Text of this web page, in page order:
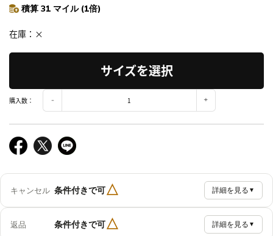
積算 31 マイル (1倍)
在庫 ×
サイズを選択
購入数：
キャンセル 条件付きで可△ 詳細を見る ▼
返品 条件付きで可△ 詳細を見る ▼